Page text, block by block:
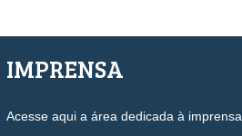
IMPRENSA
Acesse aqui a área dedicada à imprensa.